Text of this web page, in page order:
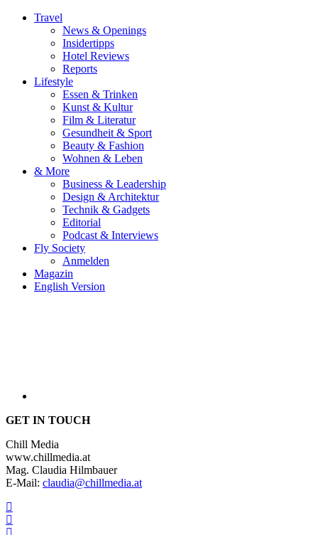
Travel
News & Openings
Insidertipps
Hotel Reviews
Reports
Lifestyle
Essen & Trinken
Kunst & Kultur
Film & Literatur
Gesundheit & Sport
Beauty & Fashion
Wohnen & Leben
& More
Business & Leadership
Design & Architektur
Technik & Gadgets
Editorial
Podcast & Interviews
Fly Society
Anmelden
Magazin
English Version
GET IN TOUCH
Chill Media
www.chillmedia.at
Mag. Claudia Hilmbauer
E-Mail: claudia@chillmedia.at